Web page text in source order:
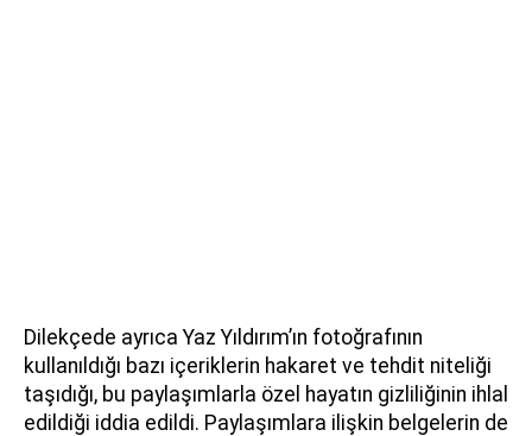
Dilekçede ayrıca Yaz Yıldırım’ın fotoğrafının
kullanıldığı bazı içeriklerin hakaret ve tehdit niteliği
taşıdığı, bu paylaşımlarla özel hayatın gizliliğinin ihlal
edildiği iddia edildi. Paylaşımlara ilişkin belgelerin de